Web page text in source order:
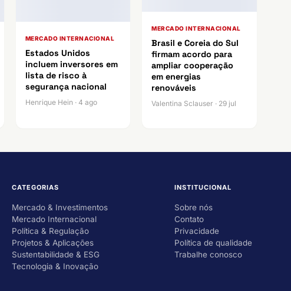
MERCADO INTERNACIONAL
Estados Unidos
incluem inversores em
lista de risco à
segurança nacional
Henrique Hein · 4 ago
MERCADO INTERNACIONAL
Brasil e Coreia do Sul
firmam acordo para
ampliar cooperação
em energias
renováveis
Valentina Sclauser · 29 jul
CATEGORIAS
Mercado & Investimentos
Mercado Internacional
Política & Regulação
Projetos & Aplicações
Sustentabilidade & ESG
Tecnologia & Inovação
INSTITUCIONAL
Sobre nós
Contato
Privacidade
Política de qualidade
Trabalhe conosco